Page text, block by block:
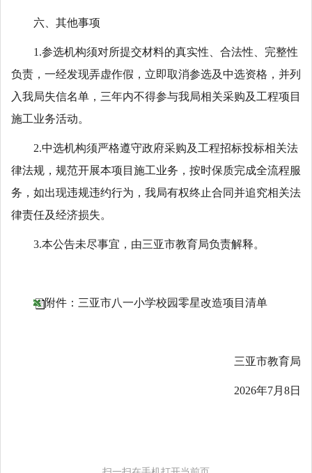
六、其他事项
1.参选机构须对所提交材料的真实性、合法性、完整性
负责，一经发现弄虚作假，立即取消参选及中选资格，并列
入我局失信名单，三年内不得参与我局相关采购及工程项目
施工业务活动。
2.中选机构须严格遵守政府采购及工程招标投标相关法
律法规，规范开展本项目施工业务，按时保质完成全流程服
务，如出现违规违约行为，我局有权终止合同并追究相关法
律责任及经济损失。
3.本公告未尽事宜，由三亚市教育局负责解释。
附件：三亚市八一小学校园零星改造项目清单
三亚市教育局
2026年7月8日